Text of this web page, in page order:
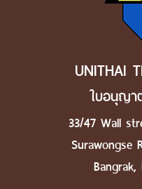
UNITHAI
ใบอนุญา
33/47 Wall
Surawongse